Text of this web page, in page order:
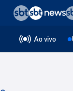
Ao vivo
❮voltar